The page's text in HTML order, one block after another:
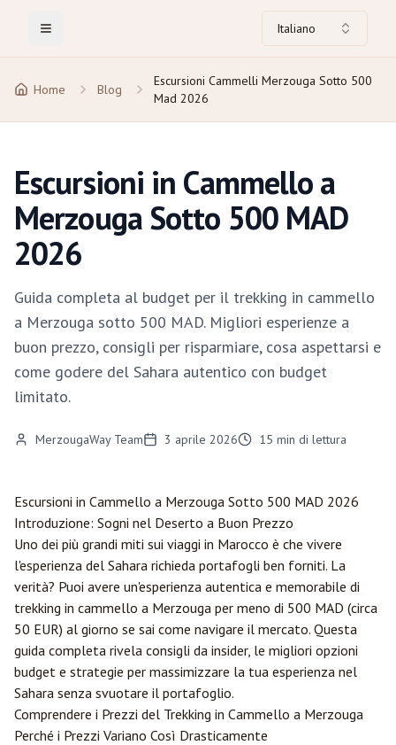
Toggle Menu Italiano
Home Blog
Escursioni Cammelli Merzouga Sotto 500
Mad 2026
Escursioni in Cammello a
Merzouga Sotto 500 MAD
2026
Guida completa al budget per il trekking in cammello
a Merzouga sotto 500 MAD. Migliori esperienze a
buon prezzo, consigli per risparmiare, cosa aspettarsi e
come godere del Sahara autentico con budget
limitato.
MerzougaWay Team 3 aprile 2026 15 min di lettura
Escursioni in Cammello a Merzouga Sotto 500 MAD 2026
Introduzione: Sogni nel Deserto a Buon Prezzo
Uno dei più grandi miti sui viaggi in Marocco è che vivere
l'esperienza del Sahara richieda portafogli ben forniti. La
verità? Puoi avere un'esperienza autentica e memorabile di
trekking in cammello a Merzouga per meno di 500 MAD (circa
50 EUR) al giorno se sai come navigare il mercato. Questa
guida completa rivela consigli da insider, le migliori opzioni
budget e strategie per massimizzare la tua esperienza nel
Sahara senza svuotare il portafoglio.
Comprendere i Prezzi del Trekking in Cammello a Merzouga
Perché i Prezzi Variano Così Drasticamente